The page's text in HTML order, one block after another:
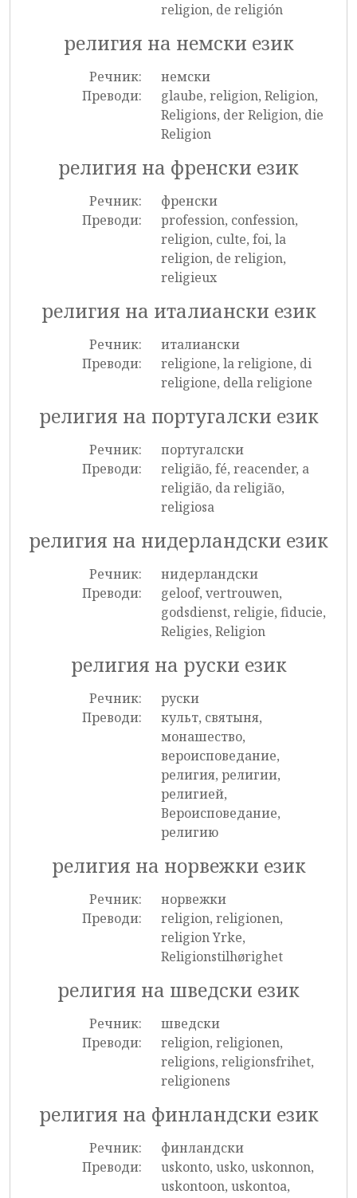
religion, de religión
религия на немски език
Речник:
немски
Преводи:
glaube, religion, Religion,
Religions, der Religion, die
Religion
религия на френски език
Речник:
френски
Преводи:
profession, confession,
religion, culte, foi, la
religion, de religion,
religieux
религия на италиански език
Речник:
италиански
Преводи:
religione, la religione, di
religione, della religione
религия на португалски език
Речник:
португалски
Преводи:
religião, fé, reacender, a
religião, da religião,
religiosa
религия на нидерландски език
Речник:
нидерландски
Преводи:
geloof, vertrouwen,
godsdienst, religie, fiducie,
Religies, Religion
религия на руски език
Речник:
руски
Преводи:
культ, святыня,
монашество,
вероисповедание,
религия, религии,
религией,
Вероисповедание,
религию
религия на норвежки език
Речник:
норвежки
Преводи:
religion, religionen,
religion Yrke,
Religionstilhørighet
религия на шведски език
Речник:
шведски
Преводи:
religion, religionen,
religions, religionsfrihet,
religionens
религия на финландски език
Речник:
финландски
Преводи:
uskonto, usko, uskonnon,
uskontoon, uskontoa,